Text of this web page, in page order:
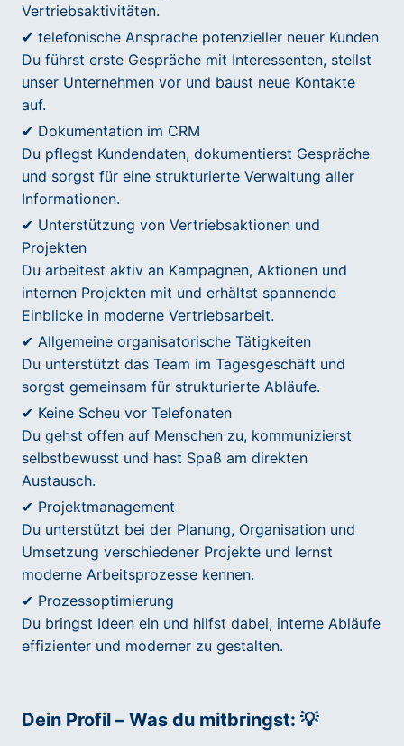
Vertriebsaktivitäten.
✔ telefonische Ansprache potenzieller neuer Kunden
Du führst erste Gespräche mit Interessenten, stellst
unser Unternehmen vor und baust neue Kontakte
auf.
✔ Dokumentation im CRM
Du pflegst Kundendaten, dokumentierst Gespräche
und sorgst für eine strukturierte Verwaltung aller
Informationen.
✔ Unterstützung von Vertriebsaktionen und
Projekten
Du arbeitest aktiv an Kampagnen, Aktionen und
internen Projekten mit und erhältst spannende
Einblicke in moderne Vertriebsarbeit.
✔ Allgemeine organisatorische Tätigkeiten
Du unterstützt das Team im Tagesgeschäft und
sorgst gemeinsam für strukturierte Abläufe.
✔ Keine Scheu vor Telefonaten
Du gehst offen auf Menschen zu, kommunizierst
selbstbewusst und hast Spaß am direkten
Austausch.
✔ Projektmanagement
Du unterstützt bei der Planung, Organisation und
Umsetzung verschiedener Projekte und lernst
moderne Arbeitsprozesse kennen.
✔ Prozessoptimierung
Du bringst Ideen ein und hilfst dabei, interne Abläufe
effizienter und moderner zu gestalten.
Dein Profil – Was du mitbringst: 💡